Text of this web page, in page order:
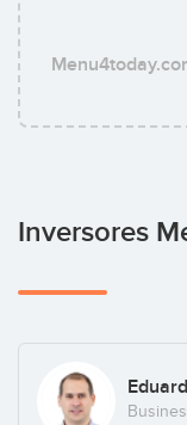
Inversores